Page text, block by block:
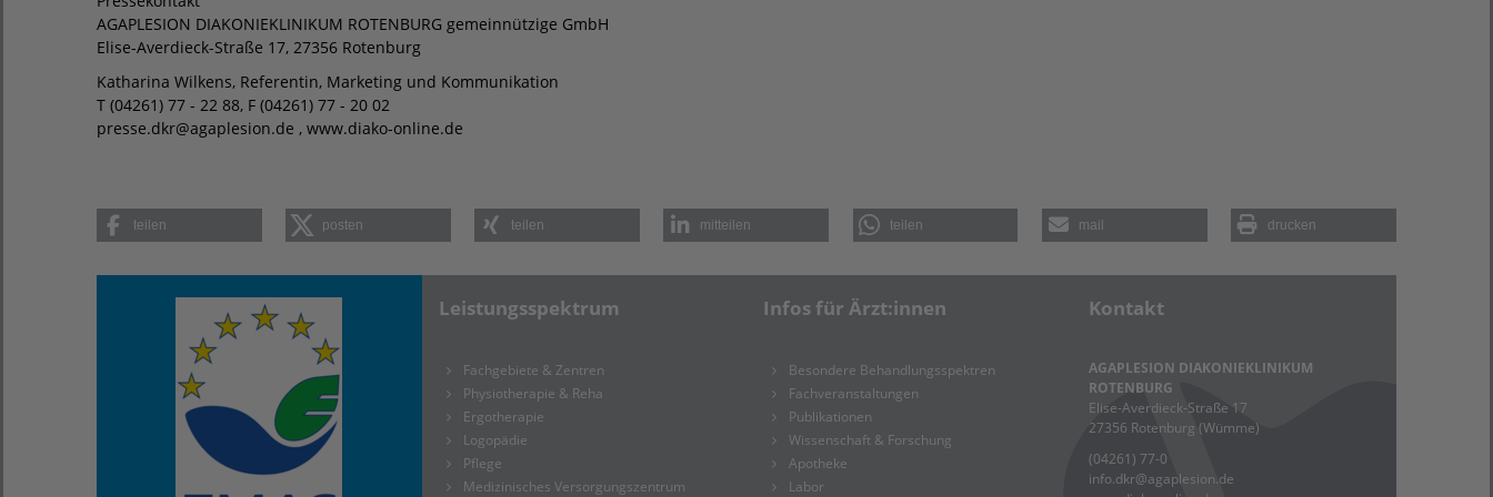
AGAPLESION DIAKONIEKLINIKUM ROTENBURG gemeinnützige GmbH
Elise-Averdieck-Straße 17, 27356 Rotenburg
Katharina Wilkens, Referentin, Marketing und Kommunikation
T (04261) 77 - 22 88, F (04261) 77 - 20 02
presse.dkr@agaplesion.de , www.diako-online.de
teilen posten teilen mitteilen teilen mail drucken
Leistungsspektrum
Fachgebiete & Zentren
Physiotherapie & Reha
Ergotherapie
Logopädie
Pflege
Medizinisches Versorgungszentrum
Infos für Ärzt:innen
Besondere Behandlungsspektren
Fachveranstaltungen
Publikationen
Wissenschaft & Forschung
Apotheke
Labor
Kontakt
AGAPLESION DIAKONIEKLINIKUM
ROTENBURG
Elise-Averdieck-Straße 17
27356 Rotenburg (Wümme)
(04261) 77-0
info.dkr@agaplesion.de